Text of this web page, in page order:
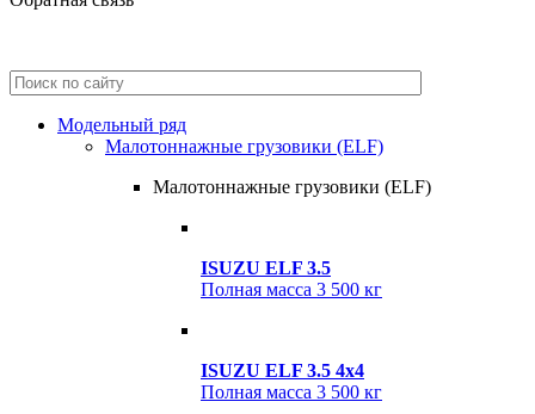
Модельный ряд
Малотоннажные грузовики (ELF)
Малотоннажные грузовики (ELF)
ISUZU ELF 3.5
Полная масса 3 500 кг
ISUZU ELF 3.5 4x4
Полная масса 3 500 кг